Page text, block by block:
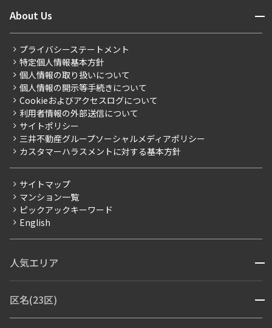
新着募集情報
こだわりから探す
こだわり一覧
プレミアムマンション
新築
当社限定（港区・渋谷区）
当社限定（港区・渋谷区以外）
三井不動産企画
賃料改定
フリーレント
ペット可
ブランドマンション
住まいのコラム
会員ページ
ご入居・提携サービス
お部屋探しからご契約まで
よくあるご質問
社宅紹介
【仲介会社様向け】当社仲介事業部取り扱い物件入居申込
About Us 開閉
会社情報
事業案内
採用情報
ニュースリリース
お問い合わせ
プライバシーステートメント
特定個人情報基本方針
個人情報の取り扱いについて
個人情報の開示等手続きについて
Cookieおよびアクセスログについて
利用者情報の外部送信について
サイトポリシー
三井不動産グループソーシャルメディアポリシー
カスタマーハラスメントに対する基本方針
サイトマップ
マンション一覧
ピックアックキーワード
English
人気エリア 開閉
青山・表参道・原宿
区名(23区) 開閉